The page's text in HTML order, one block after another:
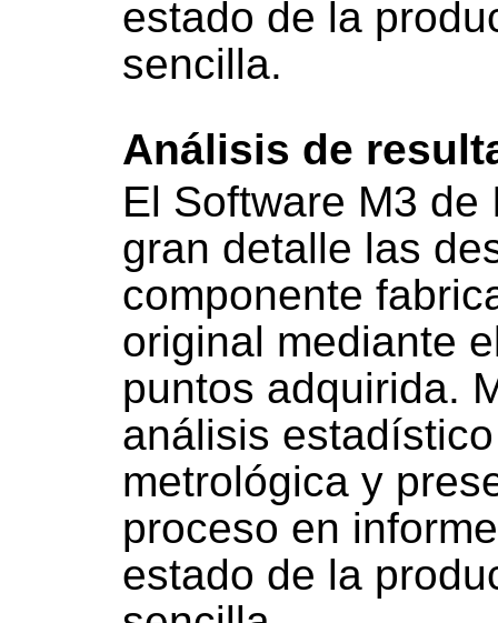
estado de la
sencilla.
Análisis de
El Software M3
gran detalle las
componente
original mediante
puntos adquirida.
análisis
metrológica y
proceso en
estado de la